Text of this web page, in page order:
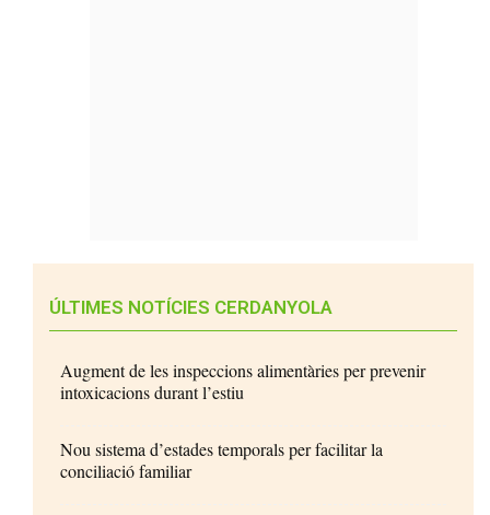
ÚLTIMES NOTÍCIES CERDANYOLA
Augment de les inspeccions alimentàries per prevenir
intoxicacions durant l’estiu
Nou sistema d’estades temporals per facilitar la
conciliació familiar